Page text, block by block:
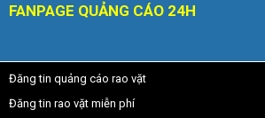
FANPAGE QUẢNG CÁO 24H
Đăng tin quảng cáo rao vặt
Đăng tin rao vặt miễn phí